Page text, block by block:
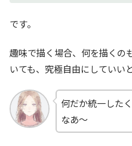
です。
趣味で描く場合、何を描くの
いても、究極自由にしていい
何だか統一した
なあ～